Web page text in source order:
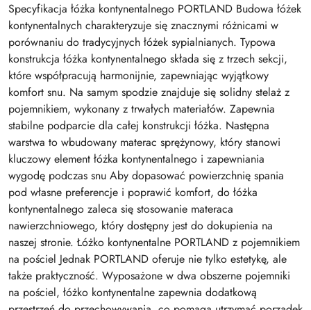
Specyfikacja łóżka kontynentalnego PORTLAND Budowa łóżek
kontynentalnych charakteryzuje się znacznymi różnicami w
porównaniu do tradycyjnych łóżek sypialnianych. Typowa
konstrukcja łóżka kontynentalnego składa się z trzech sekcji,
które współpracują harmonijnie, zapewniając wyjątkowy
komfort snu. Na samym spodzie znajduje się solidny stelaż z
pojemnikiem, wykonany z trwałych materiałów. Zapewnia
stabilne podparcie dla całej konstrukcji łóżka. Następna
warstwa to wbudowany materac sprężynowy, który stanowi
kluczowy element łóżka kontynentalnego i zapewniania
wygodę podczas snu Aby dopasować powierzchnię spania
pod własne preferencje i poprawić komfort, do łóżka
kontynentalnego zaleca się stosowanie materaca
nawierzchniowego, który dostępny jest do dokupienia na
naszej stronie. Łóżko kontynentalne PORTLAND z pojemnikiem
na pościel Jednak PORTLAND oferuje nie tylko estetykę, ale
także praktyczność. Wyposażone w dwa obszerne pojemniki
na pościel, łóżko kontynentalne zapewnia dodatkową